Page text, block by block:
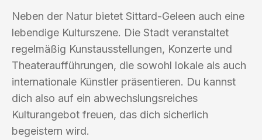
Neben der Natur bietet Sittard-Geleen auch eine
lebendige Kulturszene. Die Stadt veranstaltet
regelmäßig Kunstausstellungen, Konzerte und
Theateraufführungen, die sowohl lokale als auch
internationale Künstler präsentieren. Du kannst
dich also auf ein abwechslungsreiches
Kulturangebot freuen, das dich sicherlich
begeistern wird.